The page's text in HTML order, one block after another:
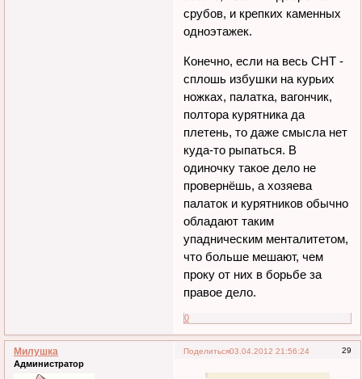
срубов, и крепких каменных
одноэтажек.
Конечно, если на весь СНТ -
сплошь избушки на курьих
ножках, палатка, вагончик,
полтора курятника да
плетень, то даже смысла нет
куда-то рыпаться. В
одиночку такое дело не
провернёшь, а хозяева
палаток и курятников обычно
обладают таким
упадническим менталитетом,
что больше мешают, чем
проку от них в борьбе за
правое дело.
0
Поделиться 29
03.04.2012 21:56:24
Милушка
Администратор